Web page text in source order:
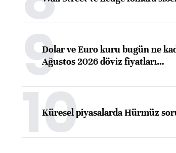
9Dolar ve Euro kuru bugün ne
Ağustos 2026 döviz fiyatları…
10
Küresel piyasalarda Hürmüz